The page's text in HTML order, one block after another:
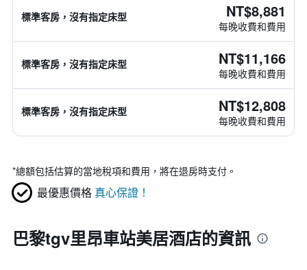
標準客房，沒有指定床型 NT$8,881
每晚收費和費用
標準客房，沒有指定床型 NT$11,166
每晚收費和費用
標準客房，沒有指定床型 NT$12,808
每晚收費和費用
*總額包括估算的當地稅項和費用，將在退房時支付。
最優惠價格 真心保證！
巴黎tgv里昂車站美居酒店的資訊